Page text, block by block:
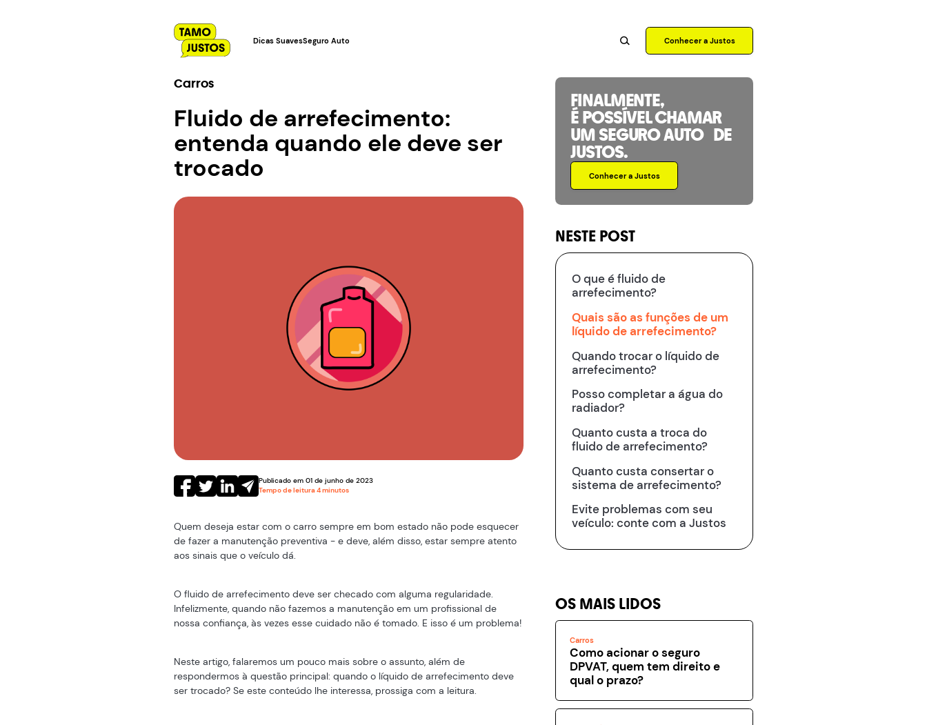
Dicas SuavesSeguro Auto Conhecer a Justos
Carros
Fluido de arrefecimento:
entenda quando ele deve ser
trocado
Publicado em01 dejunho de2023
Tempo de leitura4minutos
Quem deseja estar com o carro sempre em bom estado não pode esquecer
de fazer a manutenção preventiva - e deve, além disso, estar sempre atento
aos sinais que o veículo dá.
O fluido de arrefecimento deve ser checado com alguma regularidade.
Infelizmente, quando não fazemos a manutenção em um profissional de
nossa confiança, às vezes esse cuidado não é tomado. E isso é um problema!
Neste artigo, falaremos um pouco mais sobre o assunto, além de
respondermos à questão principal: quando o líquido de arrefecimento deve
ser trocado? Se este conteúdo lhe interessa, prossiga com a leitura.
FINALMENTE,
É POSSÍVEL CHAMAR
UM SEGURO AUTO DE
JUSTOS.
Conhecer a Justos
NESTE POST
O que é fluido de
arrefecimento?
Quais são as funções de um
líquido de arrefecimento?
Quando trocar o líquido de
arrefecimento?
Posso completar a água do
radiador?
Quanto custa a troca do
fluido de arrefecimento?
Quanto custa consertar o
sistema de arrefecimento?
Evite problemas com seu
veículo: conte com a Justos
OS MAIS LIDOS
Carros
Como acionar o seguro
DPVAT, quem tem direito e
qual o prazo?